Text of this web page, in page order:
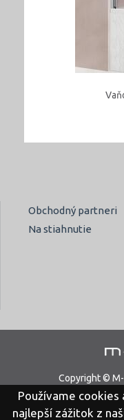
Používame
najlepší zážitok z
Obchodný partneri
Na stiahnutie
Copyright ©
Právne